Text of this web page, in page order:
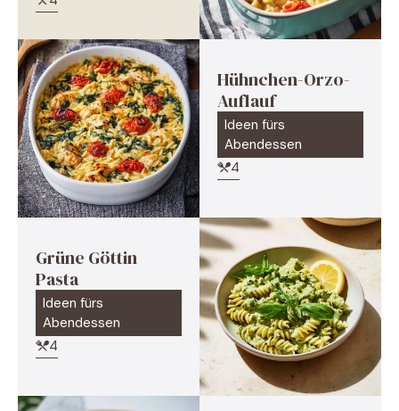
Hühnchen-Orzo-
Auflauf
Ideen fürs
Abendessen
4
Grüne Göttin
Pasta
Ideen fürs
Abendessen
4